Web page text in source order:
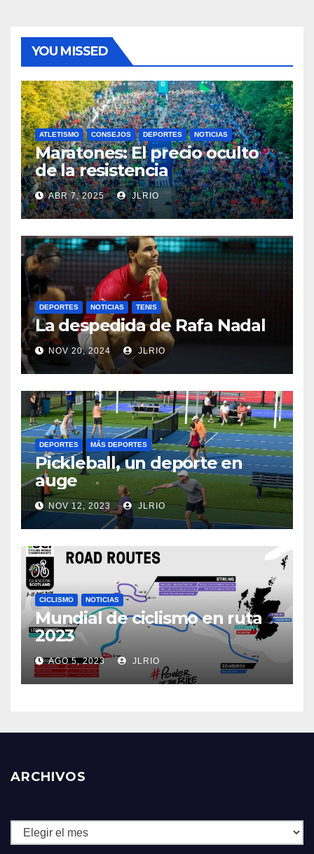
YOU MISSED
ATLETISMO CONSEJOS DEPORTES NOTICIAS
Maratones: El precio oculto
de la resistencia
ABR 7, 2025 JLRIO
DEPORTES NOTICIAS TENIS
La despedida de Rafa Nadal
NOV 20, 2024 JLRIO
DEPORTES MÁS DEPORTES
Pickleball, un deporte en
auge
NOV 12, 2023 JLRIO
CICLISMO NOTICIAS
Mundial de ciclismo en ruta
2023
AGO 5, 2023 JLRIO
ARCHIVOS
Archivos